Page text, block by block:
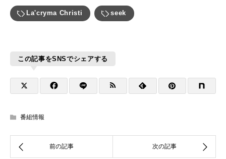
La'cryma Christi seek
この記事をSNSでシェアする
番組情報